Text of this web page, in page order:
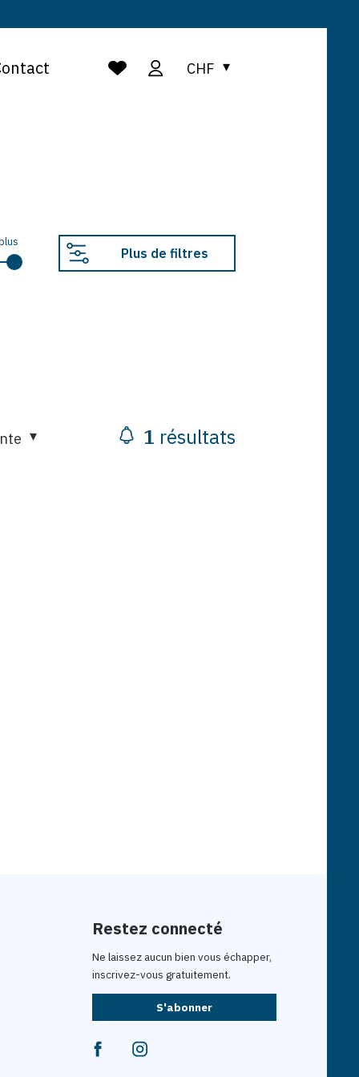
CHF
Plus de filtres
1 résultats
Restez connecté
Ne laissez aucun bien vous échapper,
inscrivez-vous gratuitement.
S'abonner